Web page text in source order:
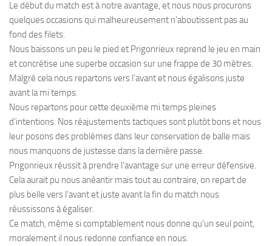
Le début du match est à notre avantage, et nous nous procurons
quelques occasions qui malheureusement n’aboutissent pas au
fond des filets.
Nous baissons un peu le pied et Prigonrieux reprend le jeu en main
et concrétise une superbe occasion sur une frappe de 30 mètres.
Malgré cela nous repartons vers l’avant et nous égalisons juste
avant la mi temps.
Nous repartons pour cette deuxième mi temps pleines
d’intentions. Nos réajustements tactiques sont plutôt bons et nous
leur posons des problèmes dans leur conservation de balle mais
nous manquons de justesse dans la dernière passe.
Prigonrieux réussit à prendre l’avantage sur une erreur défensive.
Cela aurait pu nous anéantir mais tout au contraire, on repart de
plus belle vers l’avant et juste avant la fin du match nous
réussissons à égaliser.
Ce match, même si comptablement nous donne qu’un seul point,
moralement il nous redonne confiance en nous.